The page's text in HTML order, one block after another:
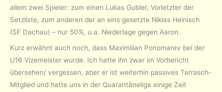
allem zwei Spieler: zum einen Lukas Gubler, Vorletzter der
Setzliste, zum anderen der an eins gesetzte Niklas Heinisch
(SF Dachau) – nur 50%, u.a. Niederlage gegen Aaron.
Kurz erwähnt auch noch, dass Maximilian Ponomarev bei der
U16 Vizemeister wurde. Ich hatte ihn zwar im Vorbericht
übersehen/ vergessen, aber er ist weiterhin passives Tarrasch-
Mitglied und hatte uns in der Quarantäneliga einige Zeit